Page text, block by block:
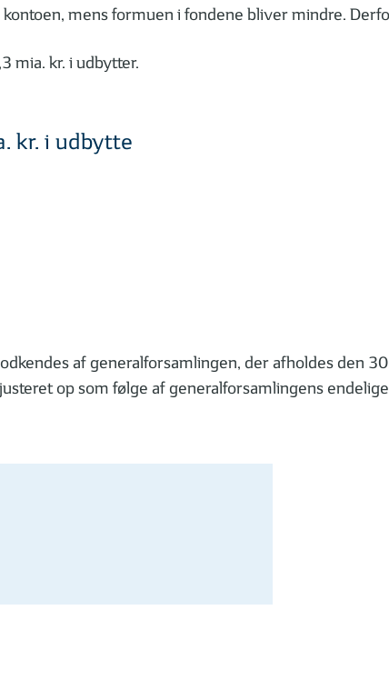
mens formuen i fondene bliver mindre.
mia. kr. i udbytter.
kr. i udbytte
af generalforsamlingen, der afholdes den
op som følge af generalforsamlingens